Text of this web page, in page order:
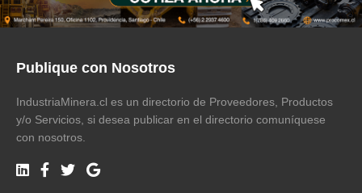
Publique con Nosotros
IndustriaMinera.cl es un directorio de Proveedores, Productos
y/o Servicios, si desea publicar en el directorio comuníquese
con nosotros.